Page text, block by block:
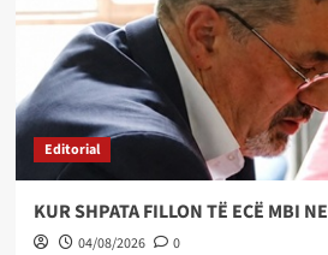
Editorial
KUR SHPATA FILLON TË ECË MBI NE
04/08/2026 0